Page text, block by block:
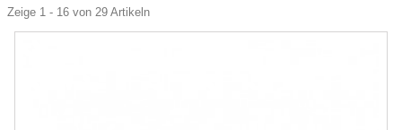
Zeige 1 - 16 von 29 Artikeln